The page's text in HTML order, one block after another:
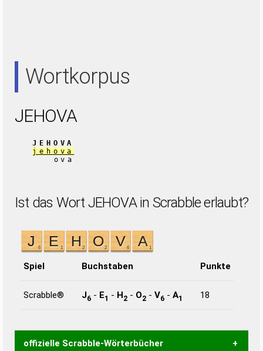
Wortkorpus
JEHOVA
JEHOVA
jehova
ova
Ist das Wort JEHOVA in Scrabble erlaubt?
Spiel Buchstaben Punkte
Scrabble® J6 - E1 - H2 - O2 - V6 - A1 18
offizielle Scrabble-Wörterbücher